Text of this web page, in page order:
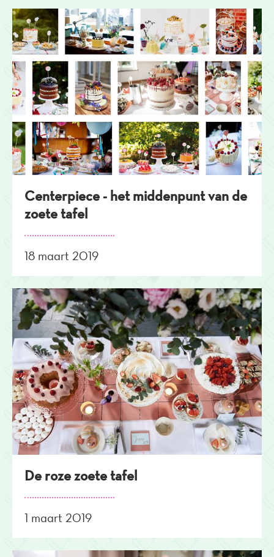
Centerpiece - het middenpunt van de
zoete tafel
18 maart 2019
De roze zoete tafel
1 maart 2019